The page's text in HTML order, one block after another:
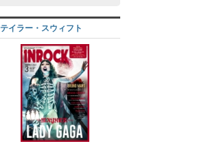
テイラー・スウィフト